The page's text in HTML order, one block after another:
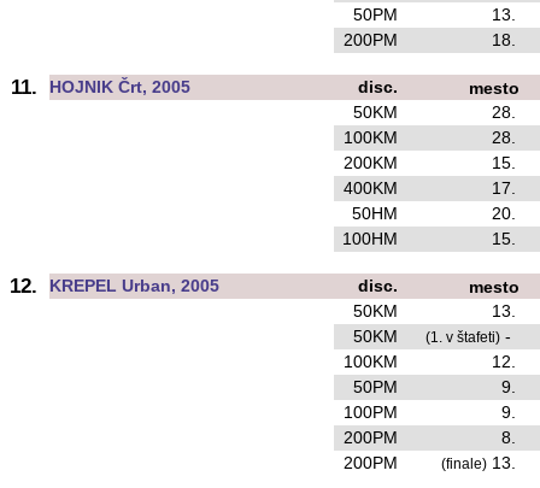
50PM
13.
200PM
18.
11. HOJNIK Črt, 2005 disc.
mesto
50KM
28.
100KM
28.
200KM
15.
400KM
17.
50HM
20.
100HM
15.
12. KREPEL Urban, 2005 disc.
mesto
50KM
13.
50KM
(1. v štafeti) -
100KM
12.
50PM
9.
100PM
9.
200PM
8.
200PM
(finale) 13.